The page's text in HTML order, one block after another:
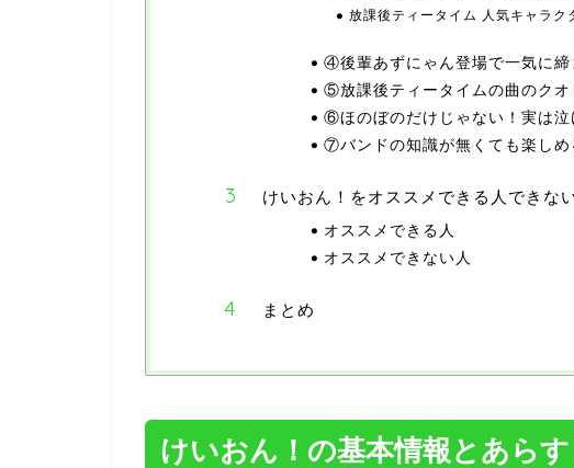
放課後ティータイム 人気キャラク
④後輩あずにゃん登場で一気に締
⑤放課後ティータイムの曲のクオ
⑥ほのぼのだけじゃない！実は泣
⑦バンドの知識が無くても楽しめ
けいおん！をオススメできる人できな
オススメできる人
オススメできない人
まとめ
けいおん！の基本情報とあらす